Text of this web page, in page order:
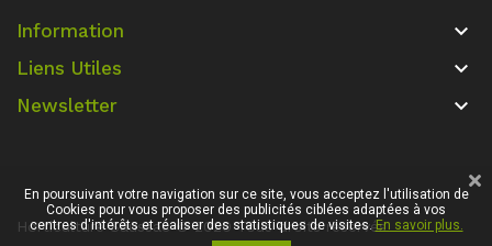
Information keyboard_arrow_down
Liens Utiles keyboard_arrow_down
Newsletter keyboard_arrow_down
Horticulture Saussac © 2020 Tous droits réservés
En poursuivant votre navigation sur ce site, vous acceptez l'utilisation de
Cookies pour vous proposer des publicités ciblées adaptées à vos
centres d'intérêts et réaliser des statistiques de visites.En savoir plus.